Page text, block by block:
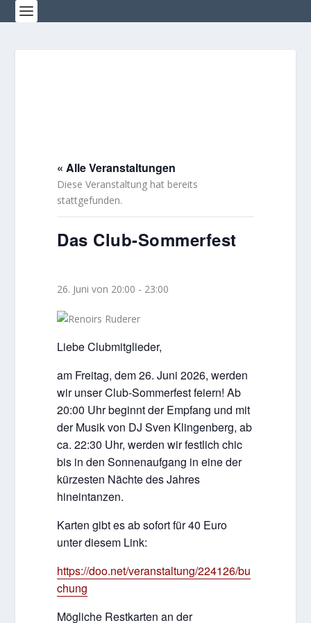
« Alle Veranstaltungen
Diese Veranstaltung hat bereits
stattgefunden.
Das Club-Sommerfest
26. Juni von 20:00 - 23:00
Liebe Clubmitglieder,
am Freitag, dem 26. Juni 2026, werden
wir unser Club-Sommerfest feiern! Ab
20:00 Uhr beginnt der Empfang und mit
der Musik von DJ Sven Klingenberg, ab
ca. 22:30 Uhr, werden wir festlich chic
bis in den Sonnenaufgang in eine der
kürzesten Nächte des Jahres
hineintanzen.
Karten gibt es ab sofort für 40 Euro
unter diesem Link:
https://doo.net/veranstaltung/224126/bu
chung
Mögliche Restkarten an der